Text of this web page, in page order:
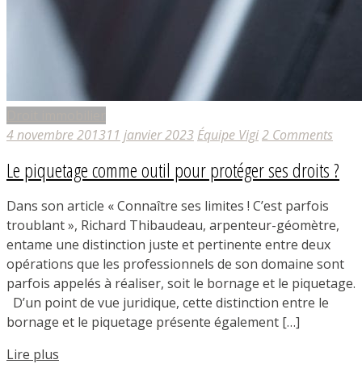
4 novembre 201311 janvier 2023 Équipe Vigi2 Comments
Le piquetage comme outil pour protéger ses droits ?
Dans son article « Connaître ses limites ! C’est parfois
troublant », Richard Thibaudeau, arpenteur-géomètre,
entame une distinction juste et pertinente entre deux
opérations que les professionnels de son domaine sont
parfois appelés à réaliser, soit le bornage et le piquetage.
D’un point de vue juridique, cette distinction entre le
bornage et le piquetage présente également […]
Lire plus